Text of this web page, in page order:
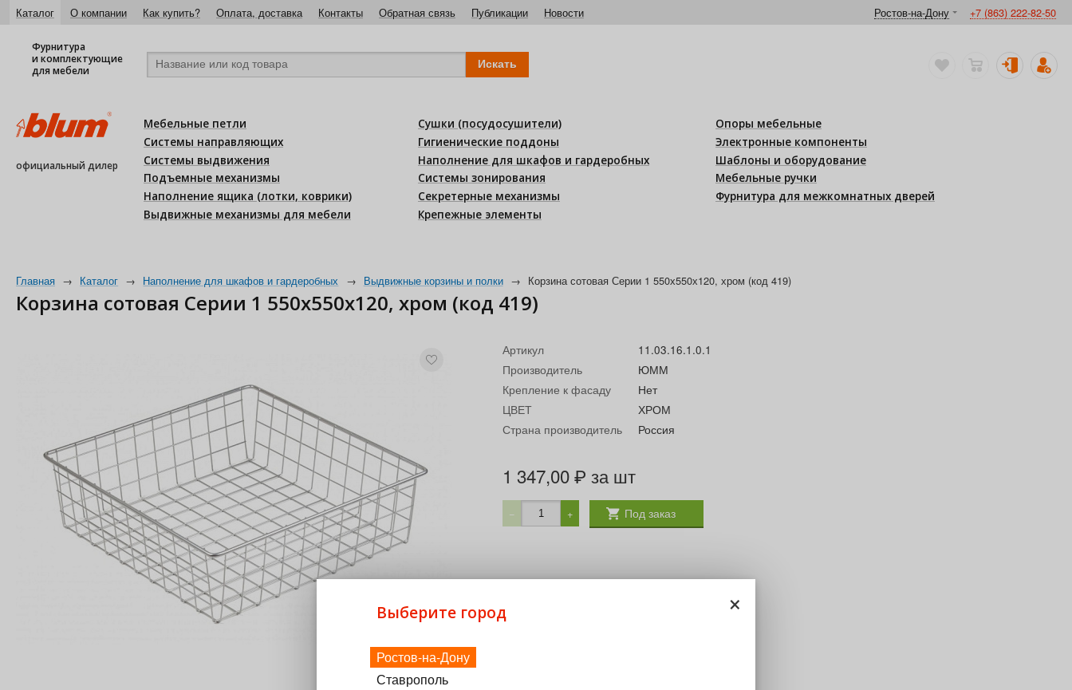
Каталог О компании Как купить? Оплата, доставка Контакты Обратная связь Публикации Новости Ростов-на-Дону +7 (863) 222-82-50
Фурнитура
и комплектующие
для мебели
официальный дилер
Мебельные петли
Системы направляющих
Системы выдвижения
Подъемные механизмы
Наполнение ящика (лотки, коврики)
Выдвижные механизмы для мебели
Сушки (посудосушители)
Гигиенические поддоны
Наполнение для шкафов и гардеробных
Системы зонирования
Секретерные механизмы
Крепежные элементы
Опоры мебельные
Электронные компоненты
Шаблоны и оборудование
Мебельные ручки
Фурнитура для межкомнатных дверей
Главная → Каталог → Наполнение для шкафов и гардеробных → Выдвижные корзины и полки → Корзина сотовая Серии 1 550х550х120, хром (код 419)
Корзина сотовая Серии 1 550х550х120, хром (код 419)
Артикул
11.03.16.1.0.1
Производитель
ЮММ
Крепление к фасаду
Нет
ЦВЕТ
ХРОМ
Страна производитель
Россия
1 347,00 ₽ за шт
− + Под заказ
×
Выберите город
Ростов-на-Дону
Ставрополь